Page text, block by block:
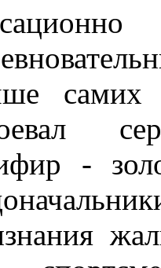
самих
-